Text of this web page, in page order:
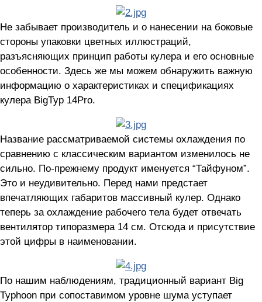
Не забывает производитель и о нанесении на боковые
стороны упаковки цветных иллюстраций,
разъясняющих принцип работы кулера и его основные
особенности. Здесь же мы можем обнаружить важную
информацию о характеристиках и спецификациях
кулера BigTyp 14Pro.
Название рассматриваемой системы охлаждения по
сравнению с классическим вариантом изменилось не
сильно. По-прежнему продукт именуется “Тайфуном”.
Это и неудивительно. Перед нами предстает
впечатляющих габаритов массивный кулер. Однако
теперь за охлаждение рабочего тела будет отвечать
вентилятор типоразмера 14 см. Отсюда и присутствие
этой цифры в наименовании.
По нашим наблюдениям, традиционный вариант Big
Typhoon при сопоставимом уровне шума уступает